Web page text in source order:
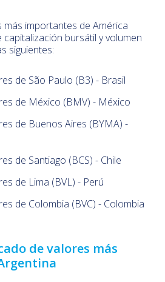
más importantes de América
bursátil y volumen
siguientes:
de São Paulo (B3) - Brasil
de México (BMV) - México
de Buenos Aires (BYMA) -
de Santiago (BCS) - Chile
de Lima (BVL) - Perú
de Colombia (BVC) - Colombia
de valores más